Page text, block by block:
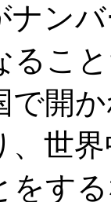
ン
るこ
で開
、世
をす